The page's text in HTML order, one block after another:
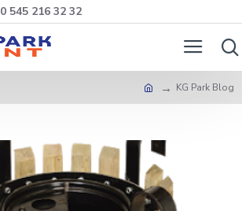
0 545 216 32 32
KG Park Blog